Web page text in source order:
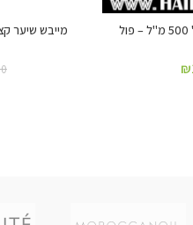
מוס תלתלים "סקלפטינג פואם" 500 מ"ל – פול
₪